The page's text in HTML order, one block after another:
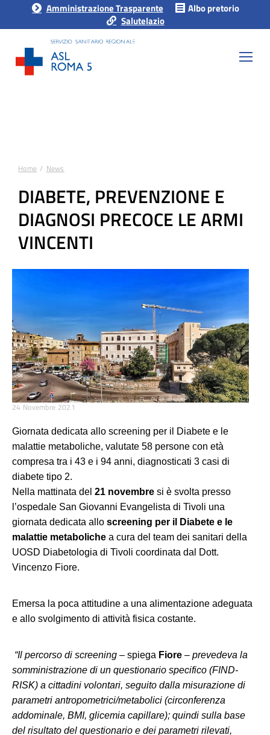
Amministrazione Trasparente
Albo pretorio
Salutelazio
Tu sei qui:
Home News
DIABETE, PREVENZIONE E
DIAGNOSI PRECOCE LE ARMI
VINCENTI
24 Novembre 2021
Giornata dedicata allo screening per il Diabete e le
malattie metaboliche, valutate 58 persone con età
compresa tra i 43 e i 94 anni, diagnosticati 3 casi di
diabete tipo 2.
Nella mattinata del 21 novembre si è svolta presso
l’ospedale San Giovanni Evangelista di Tivoli una
giornata dedicata allo screening per il Diabete e le
malattie metaboliche a cura del team dei sanitari della
UOSD Diabetologia di Tivoli coordinata dal Dott.
Vincenzo Fiore.
Emersa la poca attitudine a una alimentazione adeguata
e allo svolgimento di attività fisica costante.
“Il percorso di screening – spiega Fiore – prevedeva la
somministrazione di un questionario specifico (FIND-
RISK) a cittadini volontari, seguito dalla misurazione di
parametri antropometrici/metabolici (circonferenza
addominale, BMI, glicemia capillare); quindi sulla base
del risultato del questionario e dei parametri rilevati,